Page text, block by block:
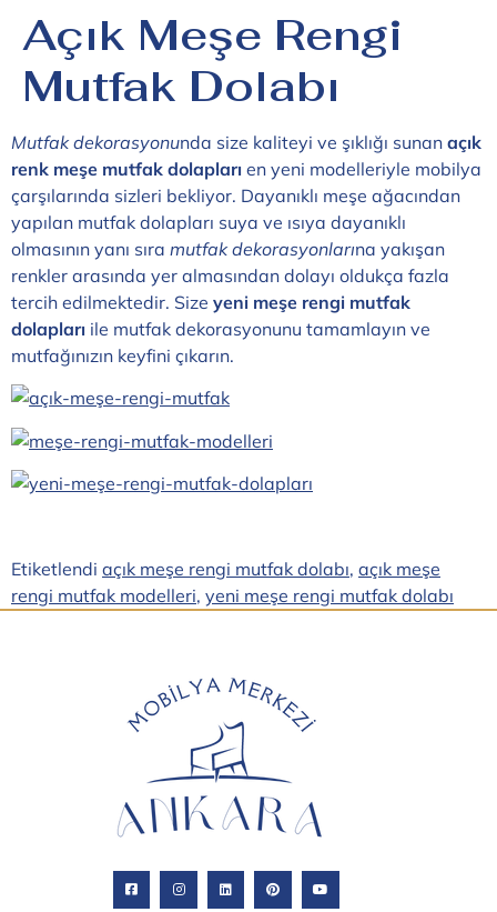
Açık Meşe Rengi
Mutfak Dolabı
Mutfak dekorasyonunda size kaliteyi ve şıklığı sunan açık
renk meşe mutfak dolapları en yeni modelleriyle mobilya
çarşılarında sizleri bekliyor. Dayanıklı meşe ağacından
yapılan mutfak dolapları suya ve ısıya dayanıklı
olmasının yanı sıra mutfak dekorasyonlarına yakışan
renkler arasında yer almasından dolayı oldukça fazla
tercih edilmektedir. Size yeni meşe rengi mutfak
dolapları ile mutfak dekorasyonunu tamamlayın ve
mutfağınızın keyfini çıkarın.
Etiketlendi açık meşe rengi mutfak dolabı, açık meşe
rengi mutfak modelleri, yeni meşe rengi mutfak dolabı